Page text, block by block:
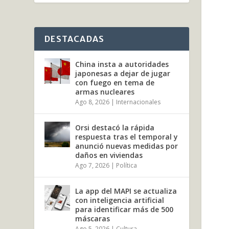
DESTACADAS
China insta a autoridades
japonesas a dejar de jugar
con fuego en tema de
armas nucleares
Ago 8, 2026 | Internacionales
Orsi destacó la rápida
respuesta tras el temporal y
anunció nuevas medidas por
daños en viviendas
Ago 7, 2026 | Política
La app del MAPI se actualiza
con inteligencia artificial
para identificar más de 500
máscaras